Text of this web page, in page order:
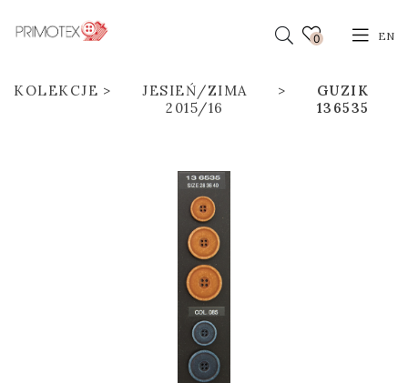
0 EN
KOLEKCJE
JESIEŃ/ZIMA
2015/16
GUZIK
136535